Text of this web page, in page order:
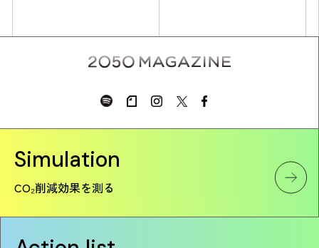
Simulation
CO₂削減効果を測る